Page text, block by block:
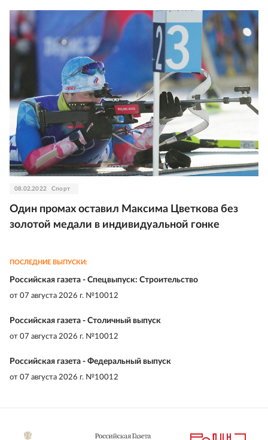
08.02.2022 Спорт
Один промах оставил Максима Цветкова без
золотой медали в индивидуальной гонке
ПОСЛЕДНИЕ ВЫПУСКИ:
Российская газета - Спецвыпуск: Строительство
от 07 августа 2026 г. №10012
Российская газета - Столичный выпуск
от 07 августа 2026 г. №10012
Российская газета - Федеральный выпуск
от 07 августа 2026 г. №10012